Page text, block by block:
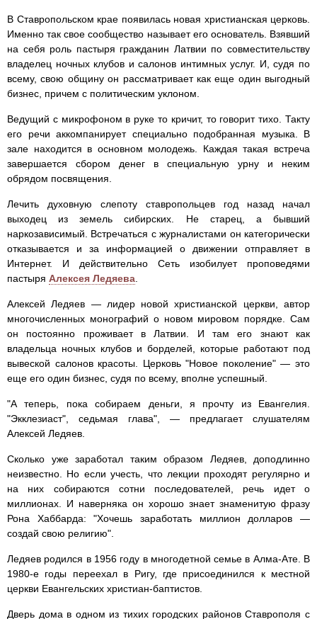
В Ставропольском крае появилась новая христианская церковь.
Именно так свое сообщество называет его основатель. Взявший
на себя роль пастыря гражданин Латвии по совместительству
владелец ночных клубов и салонов интимных услуг. И, судя по
всему, свою общину он рассматривает как еще один выгодный
бизнес, причем с политическим уклоном.
Ведущий с микрофоном в руке то кричит, то говорит тихо. Такту
его речи аккомпанирует специально подобранная музыка. В
зале находится в основном молодежь. Каждая такая встреча
завершается сбором денег в специальную урну и неким
обрядом посвящения.
Лечить духовную слепоту ставропольцев год назад начал
выходец из земель сибирских. Не старец, а бывший
наркозависимый. Встречаться с журналистами он категорически
отказывается и за информацией о движении отправляет в
Интернет. И действительно Сеть изобилует проповедями
пастыря Алексея Ледяева
Алексей Ледяев — лидер новой христианской церкви, автор
многочисленных монографий о новом мировом порядке. Сам
он постоянно проживает в Латвии. И там его знают как
владельца ночных клубов и борделей, которые работают под
вывеской салонов красоты. Церковь "Новое поколение" — это
еще его один бизнес, судя по всему, вполне успешный.
"А теперь, пока собираем деньги, я прочту из Евангелия.
"Экклезиаст", седьмая глава", — предлагает слушателям
Алексей Ледяев.
Сколько уже заработал таким образом Ледяев, доподлинно
неизвестно. Но если учесть, что лекции проходят регулярно и
на них собираются сотни последователей, речь идет о
миллионах. И наверняка он хорошо знает знаменитую фразу
Рона Хаббарда: "Хочешь заработать миллион долларов —
создай свою религию".
Ледяев родился в 1956 году в многодетной семье в Алма-Ате. В
1980-е годы переехал в Ригу, где присоединился к местной
церкви Евангельских христиан-баптистов.
Дверь дома в одном из тихих городских районов Ставрополя с